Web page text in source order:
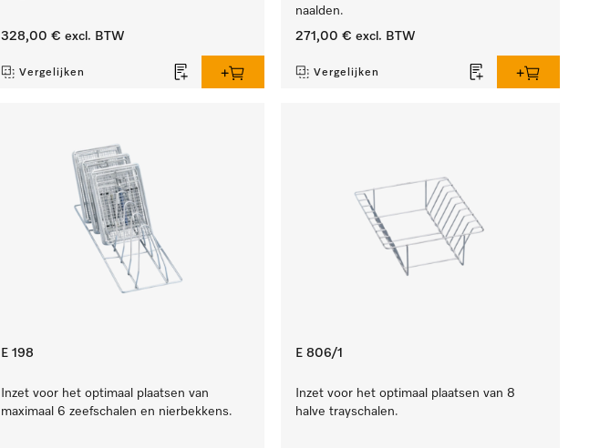
328,00 € excl. BTW
Vergelijken
naalden.
271,00 € excl. BTW
Vergelijken
E 198
Inzet voor het optimaal plaatsen van
maximaal 6 zeefschalen en nierbekkens.
E 806/1
Inzet voor het optimaal plaatsen van 8
halve trayschalen.